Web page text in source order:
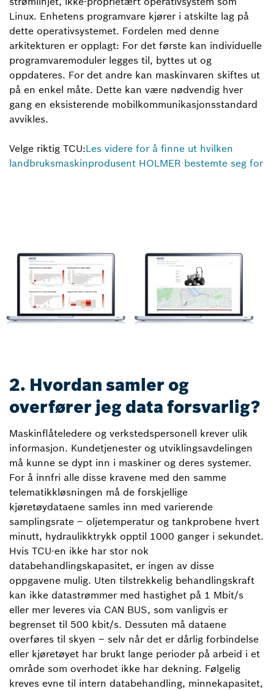
Linux. Enhetens programvare kjører i atskilte lag på
dette operativsystemet. Fordelen med denne
arkitekturen er opplagt: For det første kan individuelle
programvaremoduler legges til, byttes ut og
oppdateres. For det andre kan maskinvaren skiftes ut
på en enkel måte. Dette kan være nødvendig hver
gang en eksisterende mobilkommunikasjonsstandard
avvikles.
Velge riktig TCU:Les videre for å finne ut hvilken
landbruksmaskinprodusent HOLMER bestemte seg for
2. Hvordan samler og
overfører jeg data forsvarlig?
Maskinflåteledere og verkstedspersonell krever ulik
informasjon. Kundetjenester og utviklingsavdelingen
må kunne se dypt inn i maskiner og deres systemer.
For å innfri alle disse kravene med den samme
telematikkløsningen må de forskjellige
kjøretøydataene samles inn med varierende
samplingsrate – oljetemperatur og tankprobene hvert
minutt, hydraulikktrykk opptil 1000 ganger i sekundet.
Hvis TCU-en ikke har stor nok
databehandlingskapasitet, er ingen av disse
oppgavene mulig. Uten tilstrekkelig behandlingskraft
kan ikke datastrømmer med hastighet på 1 Mbit/s
eller mer leveres via CAN BUS, som vanligvis er
begrenset til 500 kbit/s. Dessuten må dataene
overføres til skyen – selv når det er dårlig forbindelse
eller kjøretøyet har brukt lange perioder på arbeid i et
område som overhodet ikke har dekning. Følgelig
kreves evne til intern databehandling, minnekapasitet,